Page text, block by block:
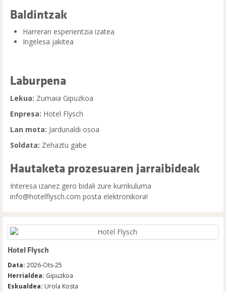
Baldintzak
Harreran esperientzia izatea
Ingelesa jakitea
Laburpena
Lekua: Zumaia Gipuzkoa
Enpresa: Hotel Flysch
Lan mota: Jardunaldi osoa
Soldata: Zehaztu gabe
Hautaketa prozesuaren jarraibideak
Interesa izanez gero bidali zure kurrikuluma
info@hotelflysch.com posta elektronikora!
Hotel Flysch
Data: 2026-Ots-25
Herrialdea: Gipuzkoa
Eskualdea: Urola Kosta